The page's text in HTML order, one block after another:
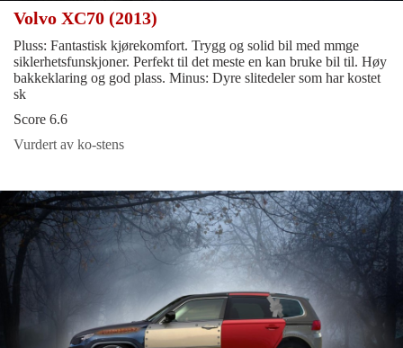
Volvo XC70 (2013)
Pluss: Fantastisk kjørekomfort. Trygg og solid bil med mmge
siklerhetsfunskjoner. Perfekt til det meste en kan bruke bil til. Høy
bakkeklaring og god plass. Minus: Dyre slitedeler som har kostet
sk
Score 6.6
Vurdert av ko-stens